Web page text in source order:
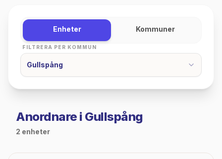
Enheter Kommuner
FILTRERA PER KOMMUN
Gullspång
Anordnare i Gullspång
2 enheter